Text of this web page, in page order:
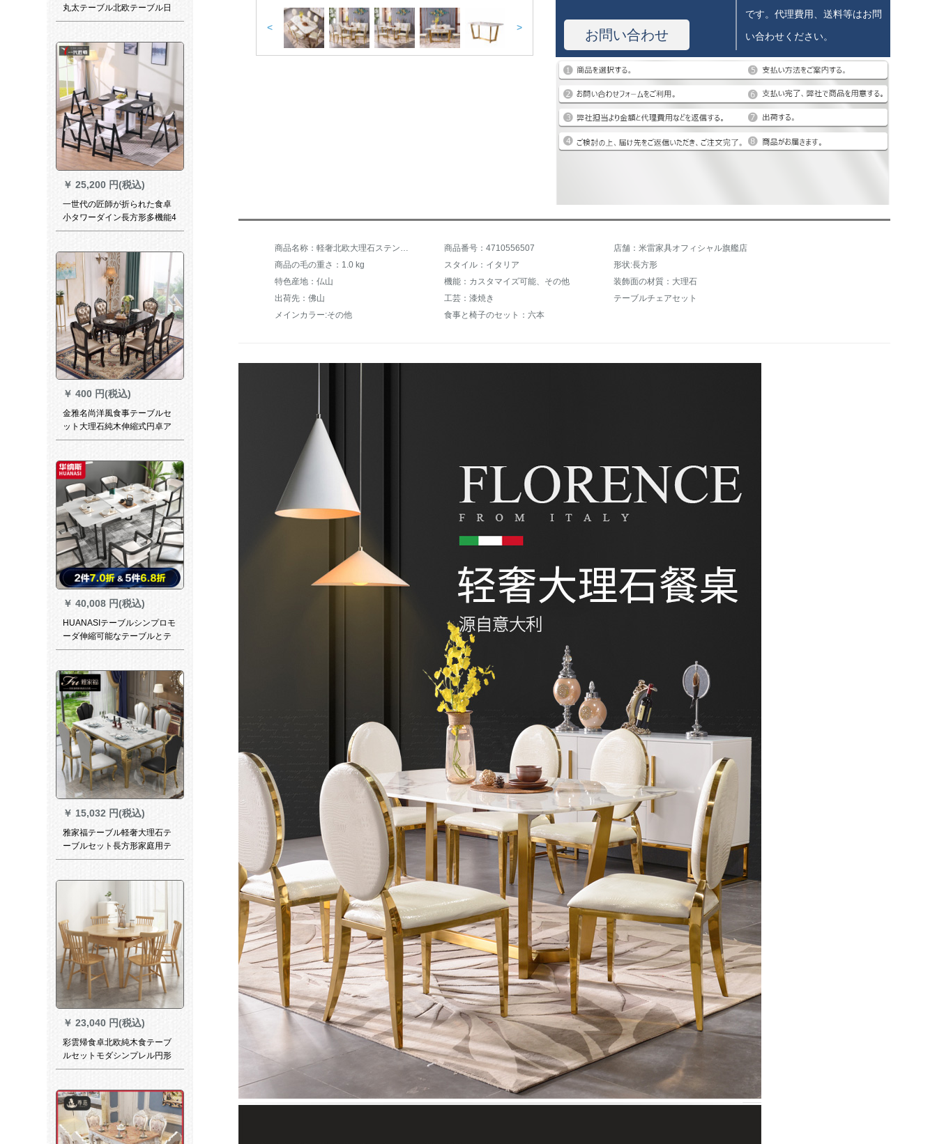
丸太テーブル北欧テーブル日
本式コーヒーテーブル商談テ
理台家具純木方テーブル/コー
ヒーテーブル【0.8*0.8*0.74】
￥ 25,200 円(税込)
一世代の匠師が折られた食卓
小タワーダイン長方形多機能4
純木6椅子8人が家庭用のテー
ル1.3メートル、2つの椅子と
白黒1.3メートル、6つのテー
ブルの原木色（全純木）
￥ 400 円(税込)
金雅名尚洋風食事テーブルセ
ット大理石純木伸縮式円卓ア
メリカ式軽量古典テーブル小
回転テーブル予約金、お支払
い済み商品です。1.35メート
ルです。
￥ 40,008 円(税込)
HUANASIテーブルシンプロモ
ーダ伸縮可能なテーブルとテ
ーブルと椅子の組み合わせは
ーブル（T 409）です。
￥ 15,032 円(税込)
雅家福テーブル軽奢大理石テ
ーブルセット長方形家庭用テ
ーブル6人セットテーブルレス
ルテーブル
￥ 23,040 円(税込)
彩雲帰食卓北欧純木食テーブ
ルセットモダシンプレル円形
伸縮テーブル6人乗りミニテー
< > お問い合わせ
です。代理費用、送料等はお問
い合わせください。
商品名称：軽奢北欧大理石ステンレステーブル長方形サイズタイプ後モダシンプレンテーブルセット前渡金100元が300元になります。 商品番号：4710556507
店舗：米雷家具オフィシャル旗艦店
商品の毛の重さ：1.0 kg
スタイル：イタリア
形状:長方形
特色産地：仏山
機能：カスタマイズ可能、その他
装飾面の材質：大理石
出荷先：佛山
工芸：漆焼き
テーブルチェアセット
メインカラー:その他
食事と椅子のセット：六本